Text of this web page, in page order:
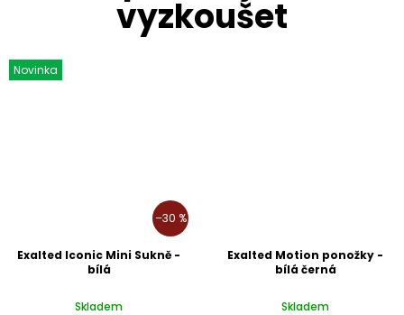
Novinka
–30 %
Exalted Iconic Mini Sukně -
bílá
Skladem
Exalted Motion ponožky -
bílá černá
Skladem